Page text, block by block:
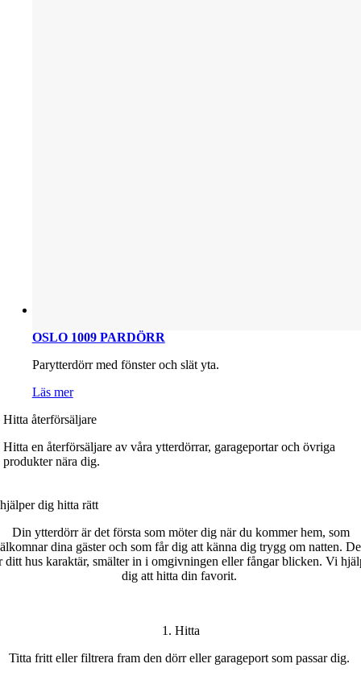
OSLO 1009 PARDÖRR
Parytterdörr med fönster och slät yta.
Läs mer
Hitta återförsäljare
Hitta en återförsäljare av våra ytterdörrar, garageportar och övriga
produkter nära dig.
dig hitta rätt
Din ytterdörr är det första som möter dig när du kommer hem, som
dina gäster och som får dig att känna dig trygg om natten.
ditt hus karaktär, smälter in i omgivningen eller fångar blicken. Vi
dig att hitta din favorit.
1. Hitta
Titta fritt eller filtrera fram den dörr eller garageport som passardig.